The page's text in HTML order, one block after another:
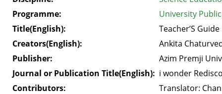
Programme:
University
Title(English):
Teacher’S
Creators(English):
Ankita
Publisher:
Azim Premji
Journal or Publication Title(English): i wonder
Contributors:
Translator: